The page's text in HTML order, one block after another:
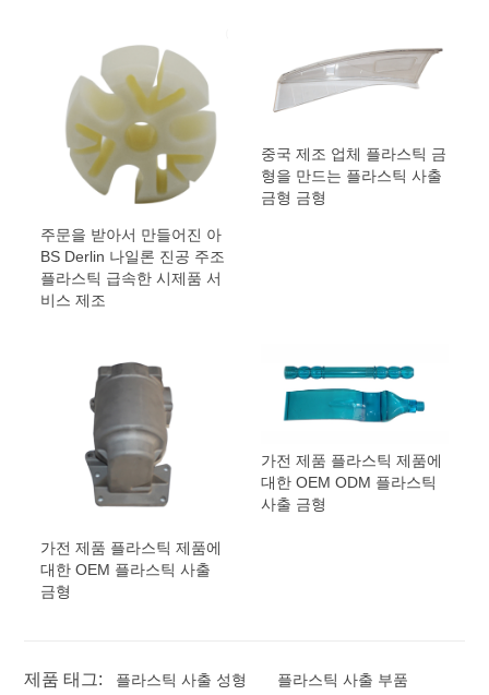
주문을 받아서 만들어진 아
BS Derlin 나일론 진공 주조
플라스틱 급속한 시제품 서
비스 제조
중국 제조 업체 플라스틱 금
형을 만드는 플라스틱 사출
금형 금형
가전 ​​제품 플라스틱 제품에
대한 OEM 플라스틱 사출
금형
가전 ​​제품 플라스틱 제품에
대한 OEM ODM 플라스틱
사출 금형
제품 태그: 플라스틱 사출 성형
플라스틱 사출 부품